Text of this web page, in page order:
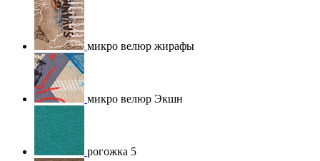
микро велюр жирафы
микро велюр Экшн
рогожка 5